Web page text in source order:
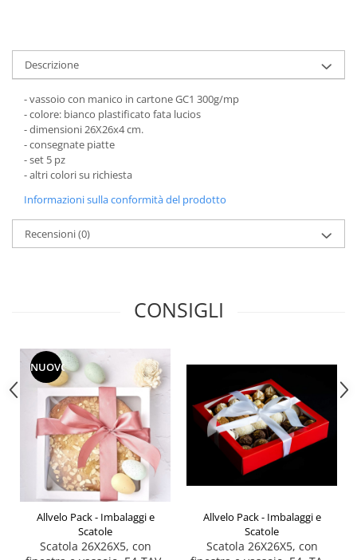
Scatole con Cassetto per Praline
Scatole Medie e Grandi per 10–40
Macarons
Scatole per 5–6 Macarons con
Finestra Decorata Effetto Pizzo
Scatole per Praline con Separatore
Scatole Piccole con Nastro e
Scatole Piccole per 2–10 Macarons
Scatole per Muffin
Scatole per Panettone
Scatole per Uova e Figure di
Scatole Personalizzate
Scatole Senza Finestra per Mini
Pasticcini
Supporti per Pasticcini
Vassoi in Cartone
Vassoi per Pasticcini e Torte
Descrizione
- vassoio con manico in cartone GC1 300g/mp
- colore: bianco plastificato fata lucios
- dimensioni 26X26x4 cm.
- consegnate piatte
- set 5 pz
- altri colori su richiesta
Informazioni sulla conformità del prodotto
Recensioni(0)
CONSIGLI
NUOVO
Allvelo Pack - Imbalaggi e
Scatole
Scatola 26X26X5, con
Allvelo Pack - Imbalaggi e
Scatole
Scatola 26X26X5, con